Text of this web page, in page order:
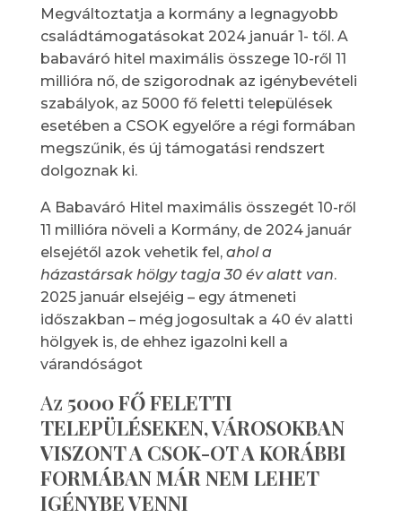
Megváltoztatja a kormány a legnagyobb
családtámogatásokat 2024 január 1- től. A
babaváró hitel maximális összege 10-ről 11
millióra nő, de szigorodnak az igénybevételi
szabályok, az 5000 fő feletti települések
esetében a CSOK egyelőre a régi formában
megszűnik, és új támogatási rendszert
dolgoznak ki.
A Babaváró Hitel maximális összegét 10-ről
11 millióra növeli a Kormány, de 2024 január
elsejétől azok vehetik fel, ahol a
házastársak hölgy tagja 30 év alatt van.
2025 január elsejéig – egy átmeneti
időszakban – még jogosultak a 40 év alatti
hölgyek is, de ehhez igazolni kell a
várandóságot
Az 5000 FŐ FELETTI
TELEPÜLÉSEKEN, VÁROSOKBAN
VISZONT A CSOK-OT A KORÁBBI
FORMÁBAN MÁR NEM LEHET
IGÉNYBE VENNI